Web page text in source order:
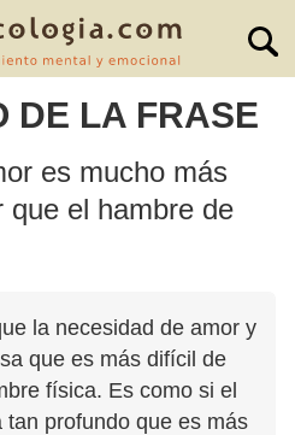
DE LA FRASE
es mucho más
que el hambre de
la necesidad de amor y
que es más difícil de
física. Es como si el
profundo que es más